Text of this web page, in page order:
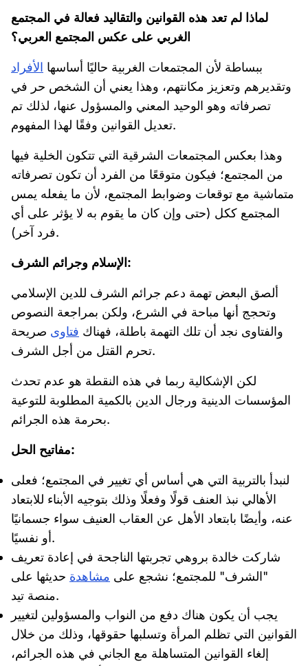
لماذا لم تعد هذه القوانين والتقاليد فعالة في المجتمع
الغربي على عكس المجتمع العربي؟
ببساطة لأن المجتمعات الغربية حاليًا أساسها الأفراد
وتقديرهم وتعزيز مكانتهم، وهذا يعني أن الشخص حر في
تصرفاته وهو الوحيد المعني والمسؤول عنها، لذلك تم
تعديل القوانين وفقًا لهذا المفهوم.
وهذا بعكس المجتمعات الشرقية التي تتكون الخلية فيها
من المجتمع؛ فيكون متوقعًا من الفرد أن تكون تصرفاته
متماشية مع توقعات وضوابط المجتمع، لأن ما يفعله يمس
المجتمع ككل (حتى وإن كان ما يقوم به لا يؤثر على أي
فرد آخر).
الإسلام وجرائم الشرف:
ألصق البعض تهمة دعم جرائم الشرف للدين الإسلامي
وتحجج أنها مباحة في الشرع، ولكن بمراجعة النصوص
والفتاوى نجد أن تلك التهمة باطلة، فهناك فتاوى صريحة
تحرم القتل من أجل الشرف.
لكن الإشكالية ربما في هذه النقطة هو عدم تحدث
المؤسسات الدينية ورجال الدين بالكمية المطلوبة للتوعية
بحرمة هذه الجرائم.
مفاتيح الحل:
لنبدأ بالتربية التي هي أساس أي تغيير في المجتمع؛ فعلى
الأهالي نبذ العنف قولًا وفعلًا وذلك بتوجيه الأبناء للابتعاد
عنه، وأيضًا بابتعاد الأهل عن العقاب العنيف سواء جسمانيًا
أو نفسيًا.
شاركت خالدة بروهي تجربتها الناجحة في إعادة تعريف
"الشرف" للمجتمع؛ نشجع على مشاهدة حديثها على
منصة تيد.
يجب أن يكون هناك دفع من النواب والمسؤولين لتغيير
القوانين التي تظلم المرأة وتسلبها حقوقها، وذلك من خلال
إلغاء القوانين المتساهلة مع الجاني في هذه الجرائم،